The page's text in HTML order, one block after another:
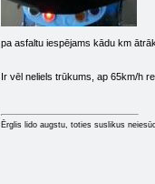
pa asfaltu iespējams kādu km
Ir vēl neliels trūkums, ap 65km/h
Ērglis lido augstu, toties suslikus